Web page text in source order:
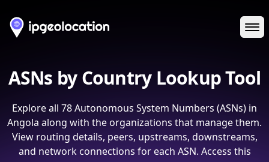
ASNs by Country Lookup Tool
Explore all 78Autonomous System Numbers (ASNs) in
Angola along with the organizations that manage them.
View routing details, peers, upstreams, downstreams,
and network connections for each ASN. Access this